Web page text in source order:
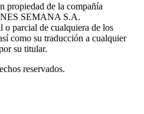
propiedad de la compañía
SEMANA S.A.
o parcial de cualquiera de los
como su traducción a cualquier
su titular.
reservados.